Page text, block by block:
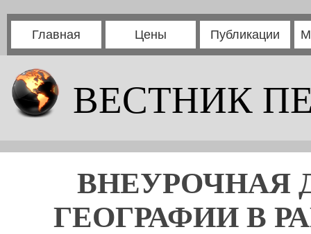
Главная Цены Публикации
ВЕСТНИК
ВНЕУРОЧНАЯ
ГЕОГРАФИИ В